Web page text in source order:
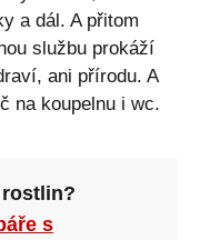
a dál. A přitom
službu prokáží
ani přírodu. A
na koupelnu i wc.
s